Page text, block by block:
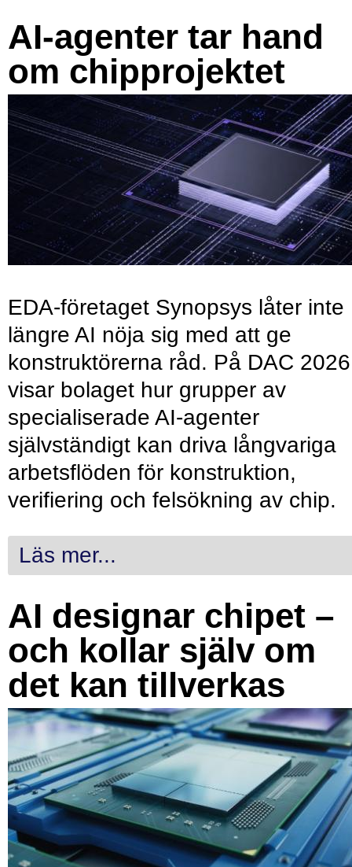
AI-agenter tar hand
om chipprojektet
EDA-företaget Synopsys låter inte
längre AI nöja sig med att ge
konstruktörerna råd. På DAC 2026
visar bolaget hur grupper av
specialiserade AI-agenter
självständigt kan driva långvariga
arbetsflöden för konstruktion,
verifiering och felsökning av chip.
Läs mer...
AI designar chipet –
och kollar själv om
det kan tillverkas